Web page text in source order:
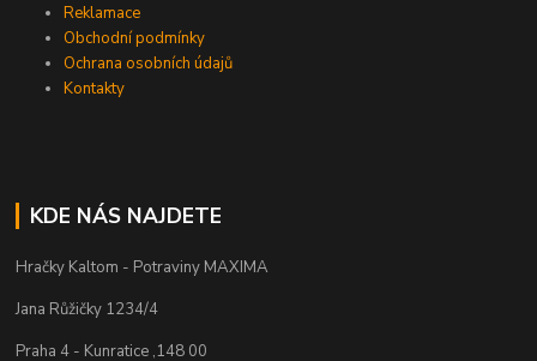
Reklamace
Obchodní podmínky
Ochrana osobních údajů
Kontakty
KDE NÁS NAJDETE
Hračky Kaltom - Potraviny MAXIMA
Jana Růžičky 1234/4
Praha 4 - Kunratice ,148 00